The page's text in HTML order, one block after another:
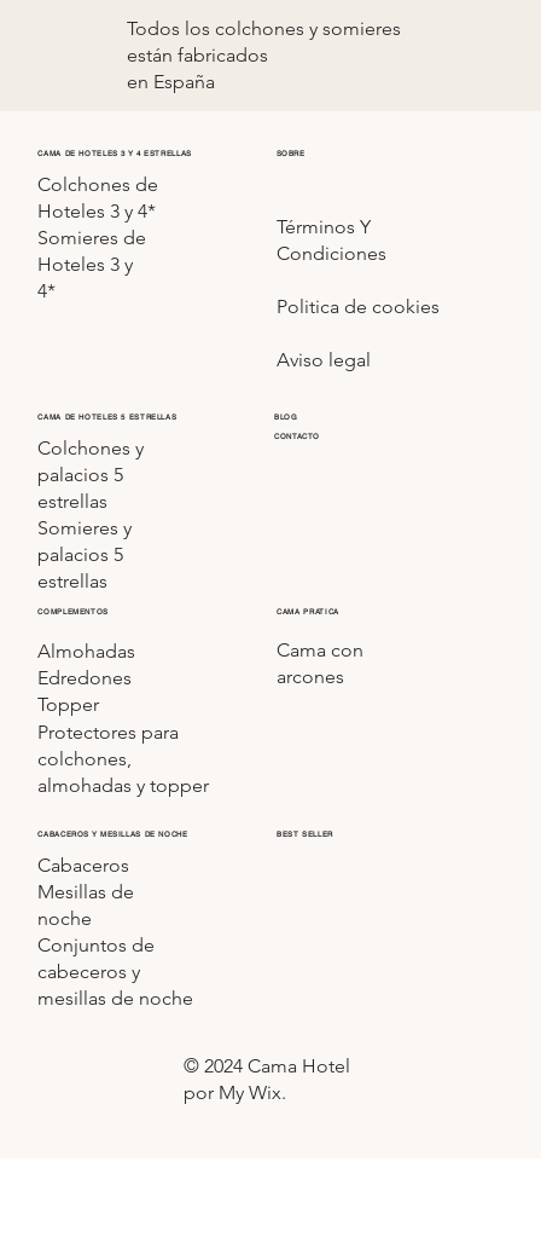
Todos los colchones y somieres
están fabricados
en España
CAMA DE HOTELES 3 Y 4 ESTRELLAS
Colchones de
Hoteles 3 y 4*
Somieres de
Hoteles 3 y
4*
CAMA DE HOTELES 5 ESTRELLAS
Colchones y
palacios 5
estrellas
Somieres y
palacios 5
estrellas
COMPLEMENTOS
Almohadas
Edredones
Topper
Protectores para
colchones,
almohadas y topper
CABACEROS Y MESILLAS DE NOCHE
Cabaceros
Mesillas de
noche
Conjuntos de
cabeceros y
mesillas de noche
CAMA PRATICA
Cama con
arcones
BEST SELLER
BLOG
CONTACTO
SOBRE
Términos Y
Condiciones
Politica de cookies
Aviso legal
© 2024 Cama Hotel
por My Wix.